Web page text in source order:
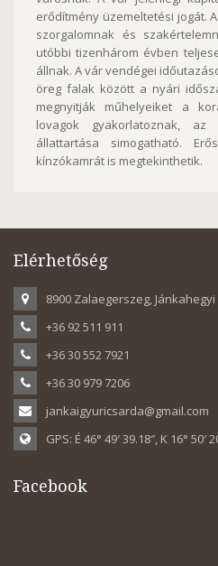
erődítmény üzemeltetési jogát.
szorgalomnak és
utóbbi tizenhárom évben
állnak. A vár vendégei
öreg falak között a nyári
megnyitják műhelyeiket a
lovagok gyakorlatoznak,
állattartása simogatható.
kínzókamrát is megtekinthetik.
Elérhetőség
8900 Zalaegerszeg, Jánkahegyi
+36 92 511 911
+36 30 552 7921
+36 30 979 7206
jankaigyuricsarda@gmail.com
GPS: É 46° 49′ 39.18″, K 16° 50′
Facebook